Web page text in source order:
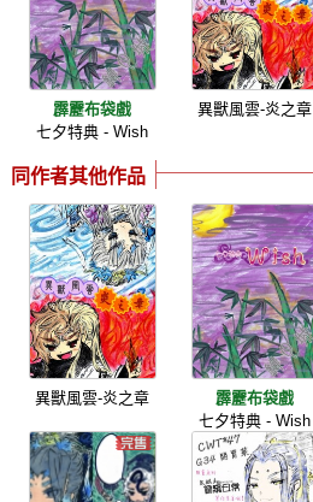
霹靂布袋戲
七夕特典 - Wish
異獸風雲-炎之章
同作者其他作品
異獸風雲-炎之章
霹靂布袋戲
七夕特典 - Wish